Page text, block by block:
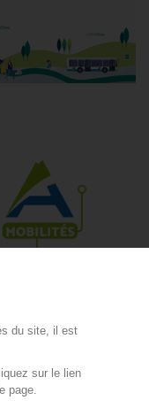
du site, il est
sur le lien
page.